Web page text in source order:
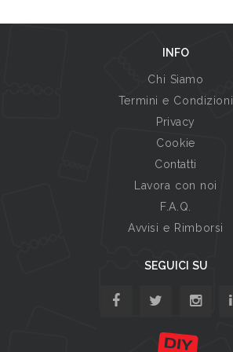
INFO
Chi Siamo
Termini e Condizioni
Privacy
Cookie
Contatti
Lavora con noi
F.A.Q.
Avvisi e Rimborsi
SEGUICI SU